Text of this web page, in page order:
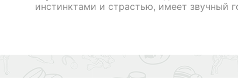
инстинктами и страстью, имеет звучный